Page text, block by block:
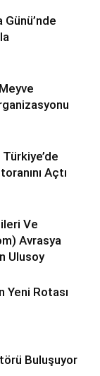
Türkiye’de
Açtı
Ve
Avrasya
Ulusoy
Yeni Rotası
Buluşuyor